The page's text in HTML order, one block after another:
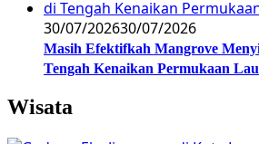
30/07/202630/07/2026
Masih Efektifkah Mangrove
Tengah Kenaikan Permukaan
Wisata